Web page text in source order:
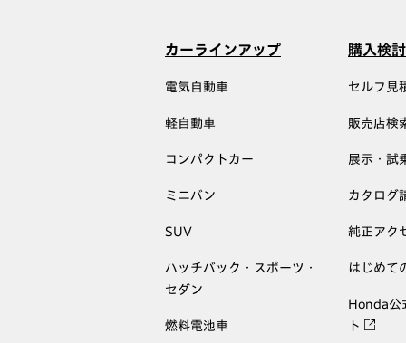
カーラインアップ
電気自動車
軽自動車
コンパクトカー
ミニバン
SUV
ハッチバック・スポーツ・
セダン
燃料電池車
購入検
セルフ見
販売店検
展示・試
カタログ
純正アク
はじめて
Honda公
ト